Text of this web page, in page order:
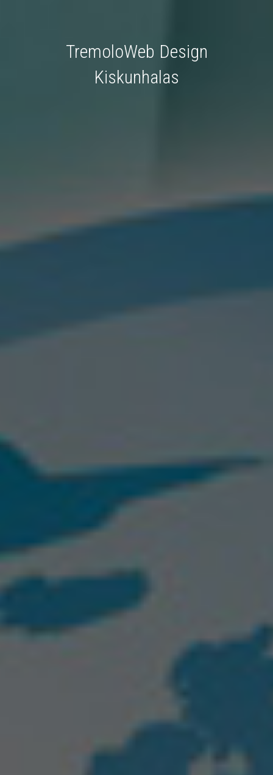
TremoloWeb Design
Kiskunhalas